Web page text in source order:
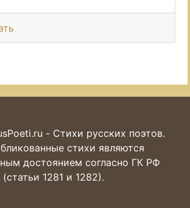
- Стихи русских поэтов.
стихи являются
достоянием согласно ГК РФ
(статьи 1281 и 1282).